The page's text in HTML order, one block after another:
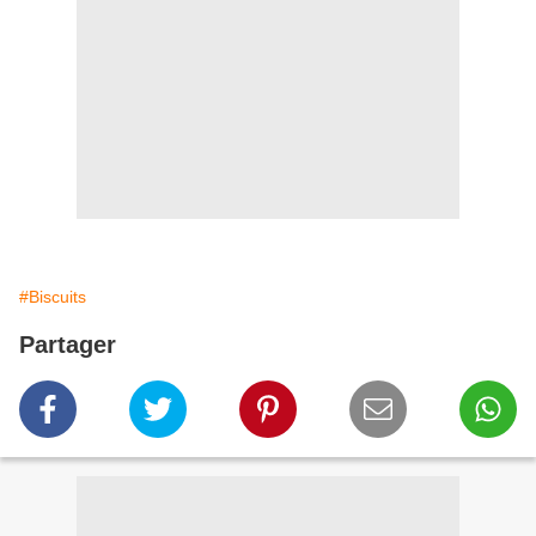
#Biscuits
Partager